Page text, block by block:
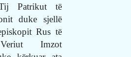
Patrikut të
duke sjellë
Rus të
Imzot